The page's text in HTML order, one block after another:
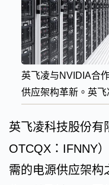
英飞凌与NVIDIA合
供应架构革新。英飞
英飞凌科技股份有
OTCQX：IFNNY
需的电源供应架构